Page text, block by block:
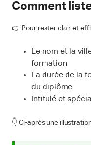
Comment
👉 Pour rester clair et
Le nom et la
formation
La durée de la
du diplôme
Intitulé et
👇 Ci-après une